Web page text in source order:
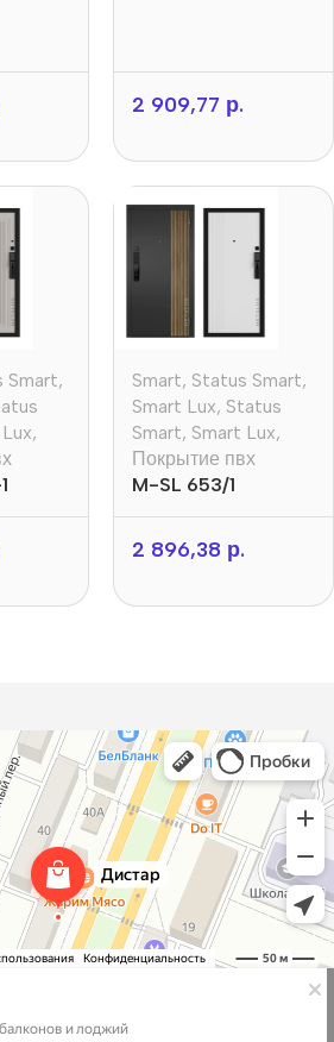
2 909,77 р.
Smart,
,
Smart, Status Smart,
Smart Lux, Status
Smart, Smart Lux,
Покрытие пвх
M-SL 653/1
2 896,38 р.